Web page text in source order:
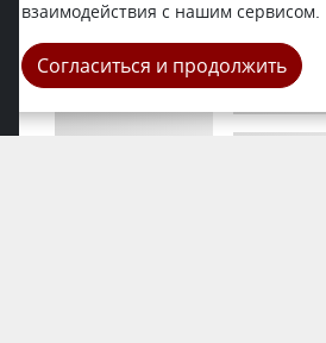
взаимодействия с нашим сервисом.
Согласиться и продолжить